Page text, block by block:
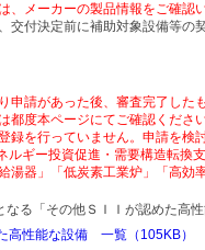
、メーカーの製品情報をご確認
交付決定前に補助対象設備等の
申請があった後、審査完了した
都度本ページにてご確認くださ
録を行っていません。申請を検
ルギー投資促進・需要構造転換
湯器」「低炭素工業炉」「高
る「その他ＳＩＩが認めた高
高性能な設備 一覧（105KB）